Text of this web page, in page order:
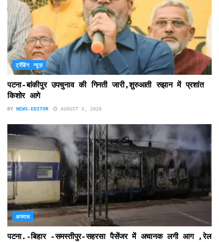
ट्रेंडिंग न्यूज़
पटना-बांकीपुर उपचुनाव की गिनती जारी,शुरुआती रुझान में प्रशांत
किशोर आगे
BY NEWS-EDITOR AUGUST 3, 2026
अपराध
पटना.-बिहार -समस्तीपुर-सहरसा पैसेंजर में अचानक लगी आग ,रेल